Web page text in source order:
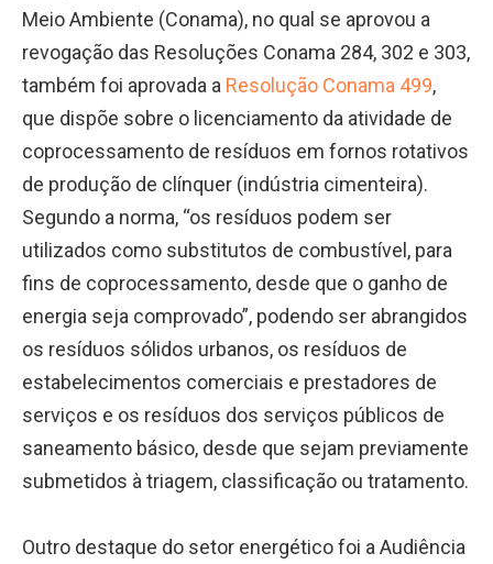
Meio Ambiente (Conama), no qual se aprovou a
revogação das Resoluções Conama 284, 302 e 303,
também foi aprovada a Resolução Conama 499,
que dispõe sobre o licenciamento da atividade de
coprocessamento de resíduos em fornos rotativos
de produção de clínquer (indústria cimenteira).
Segundo a norma, “os resíduos podem ser
utilizados como substitutos de combustível, para
fins de coprocessamento, desde que o ganho de
energia seja comprovado”, podendo ser abrangidos
os resíduos sólidos urbanos, os resíduos de
estabelecimentos comerciais e prestadores de
serviços e os resíduos dos serviços públicos de
saneamento básico, desde que sejam previamente
submetidos à triagem, classificação ou tratamento.
Outro destaque do setor energético foi a Audiência